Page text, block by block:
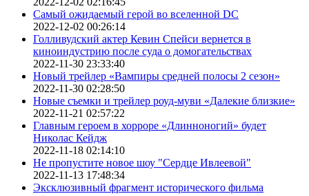
Самый ожидаемый герой во вселенной DC
2022-12-02 00:26:14
Голливудский актер Кевин Спейси вернется в
киноиндустрию после суда о домогательствах
2022-11-30 23:33:40
Новый трейлер «Вампиры средней полосы 2 сезон»
2022-11-30 02:28:50
Новые съемки и трейлер роуд-муви «Далекие близкие»
2022-11-21 02:57:22
Главным героем в хорроре «Длинноногий» будет
Николас Кейдж
2022-11-18 02:14:10
Не пропустите новое шоу "Сердце Ивлеевой"
2022-11-13 17:48:34
Эксклюзивный фрагмент исторического фильма